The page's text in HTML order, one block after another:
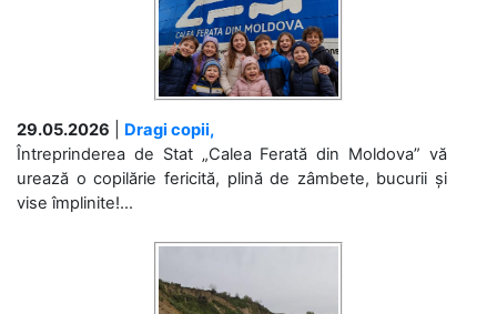
29.05.2026
Dragi copii,
Întreprinderea de Stat „Calea Ferată din Moldova” vă
urează o copilărie fericită, plină de zâmbete, bucurii și
vise împlinite!...